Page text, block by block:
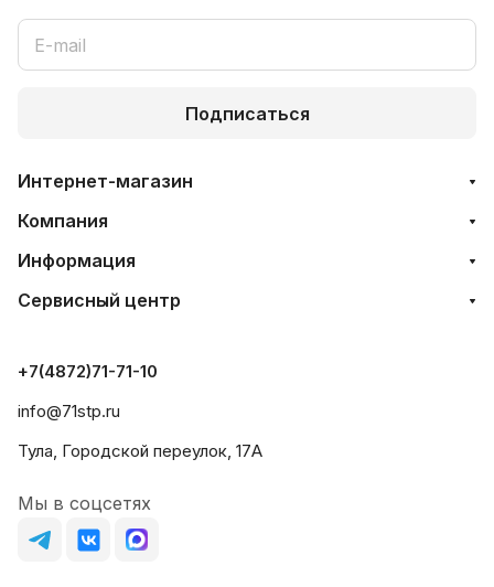
Подписаться
Интернет-магазин
Компания
Информация
Сервисный центр
+7(4872)71-71-10
info@71stp.ru
Тула, Городской переулок, 17А
Мы в соцсетях